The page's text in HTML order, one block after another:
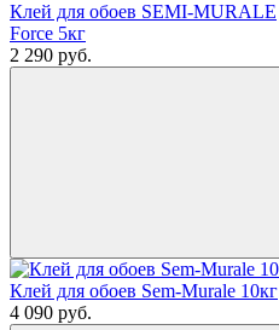
Клей для обоев SEMI-MURALE
Force 5кг
2 290 руб.
Клей для обоев Sem-Murale 10кг
4 090 руб.